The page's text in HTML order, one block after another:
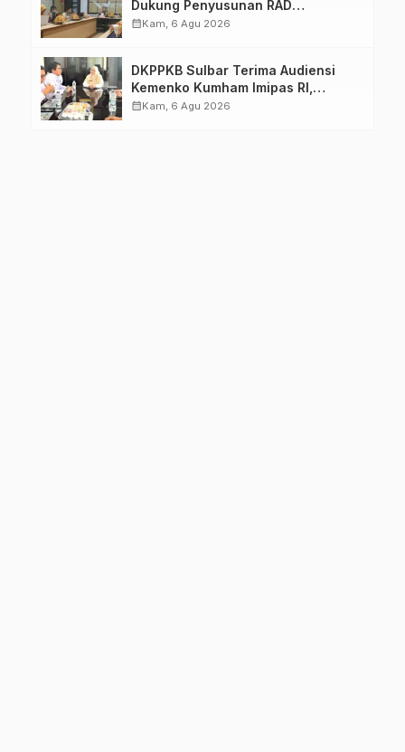
Dukung Penyusunan RAD
TPB/SDGs Sulawesi Barat
calendar_monthKam, 6 Agu 2026
DKPPKB Sulbar Terima Audiensi
Kemenko Kumham Imipas RI,
Perkuat Pelayanan Kesehatan bagi
calendar_monthKam, 6 Agu 2026